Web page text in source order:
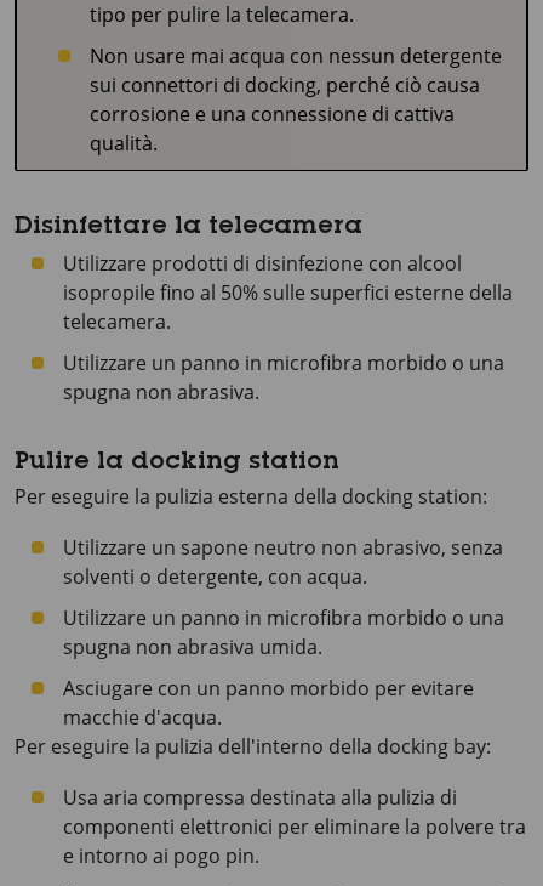
tipo per pulire la telecamera.
Non usare mai acqua con nessun detergente
sui connettori di docking, perché ciò causa
corrosione e una connessione di cattiva
qualità.
Disinfettare la telecamera
Utilizzare prodotti di disinfezione con alcool
isopropile fino al 50% sulle superfici esterne della
telecamera.
Utilizzare un panno in microfibra morbido o una
spugna non abrasiva.
Pulire la docking station
Per eseguire la pulizia esterna della docking station:
Utilizzare un sapone neutro non abrasivo, senza
solventi o detergente, con acqua.
Utilizzare un panno in microfibra morbido o una
spugna non abrasiva umida.
Asciugare con un panno morbido per evitare
macchie d'acqua.
Per eseguire la pulizia dell'interno della docking bay:
Usa aria compressa destinata alla pulizia di
componenti elettronici per eliminare la polvere tra
e intorno ai pogo pin.